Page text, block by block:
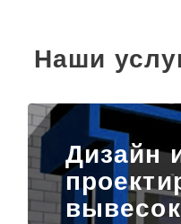
Наши
Дизайн
вывесок